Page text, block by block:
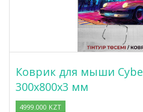
Коврик для мыши
300x800x3 мм
4999.000 KZT